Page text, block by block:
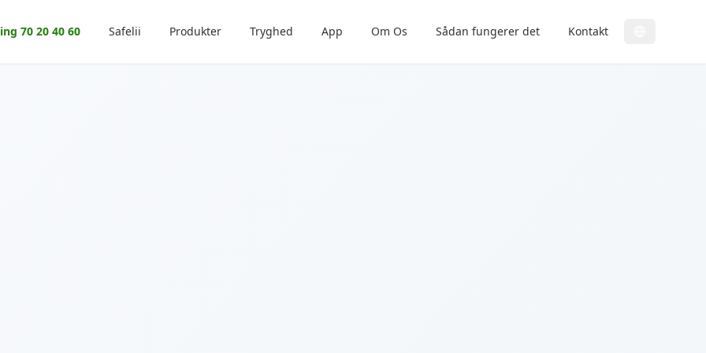
70 20 40 60 Safelii Produkter Tryghed App Om Os Sådan fungerer det Kontakt